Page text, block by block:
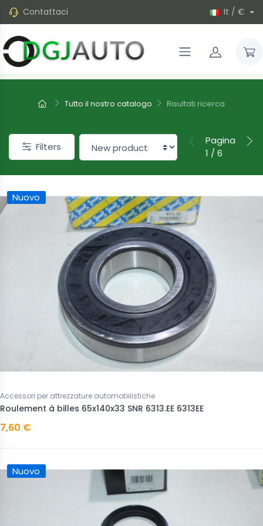
Contattaci It / €
Tutto il nostro catalogo Risultati ricerca
Filters
Pagina
1 / 6
Nuovo
Accessori per attrezzature automobilistiche
Roulement à billes 65x140x33 SNR 6313.EE 6313EE
7,60 €
Nuovo